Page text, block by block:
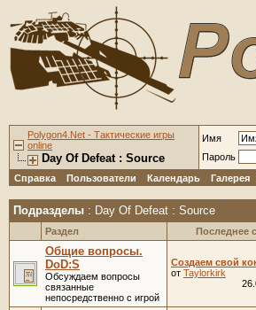
Polygon4.Net - Тактические игры
online
Day Of Defeat : Source
Имя
Пароль
Справка
Пользователи Календарь Галерея
Подразделы : Day Of Defeat : Source
Раздел
Последнее
Общие вопросы.
DoD:S
Обсуждаем вопросы
связанные
непосредственно с игрой
Создаем свой
от Taylorkirk